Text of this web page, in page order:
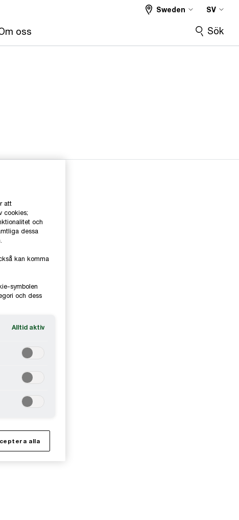
oss
Sweden SV
Sök
att
cookies;
och
dessa
kan komma
symbolen
och dess
Alltid aktiv
alla